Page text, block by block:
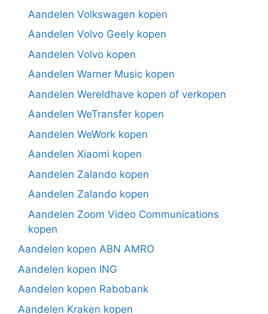
Aandelen Volkswagen kopen
Aandelen Volvo Geely kopen
Aandelen Volvo kopen
Aandelen Warner Music kopen
Aandelen Wereldhave kopen of verkopen
Aandelen WeTransfer kopen
Aandelen WeWork kopen
Aandelen Xiaomi kopen
Aandelen Zalando kopen
Aandelen Zalando kopen
Aandelen Zoom Video Communications
kopen
Aandelen kopen ABN AMRO
Aandelen kopen ING
Aandelen kopen Rabobank
Aandelen Kraken kopen